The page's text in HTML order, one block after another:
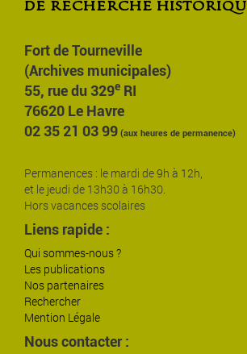
de recherche
Fort de Tourneville
(Archives municipales)
55, rue du 329e RI
76620 Le Havre
02 35 21 03 99 (aux heures de permanence)
Permanences : le mardi de 9h à 12h,
et le jeudi de 13h30 à 16h30.
Hors vacances scolaires
Liens rapide :
Qui sommes-nous ?
Les publications
Nos partenaires
Rechercher
Mention Légale
Nous contacter :